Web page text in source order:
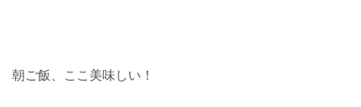
朝ご飯、ここ美味しい！